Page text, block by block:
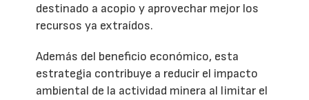
destinado a acopio y aprovechar mejor los
recursos ya extraídos.
Además del beneficio económico, esta
estrategia contribuye a reducir el impacto
ambiental de la actividad minera al limitar el